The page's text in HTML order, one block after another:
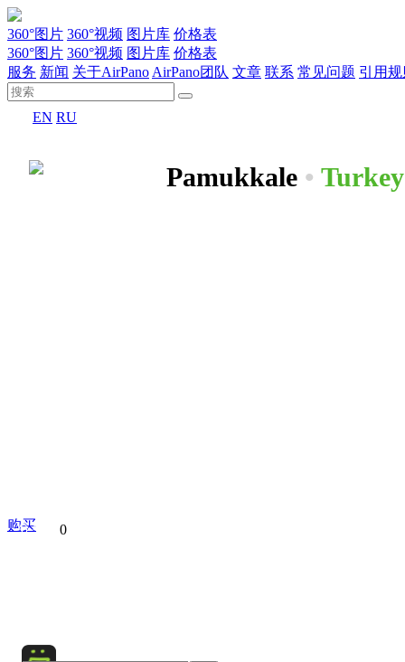
360°图片 360°视频 图片库 价格表
360°图片 360°视频 图片库 价格表
服务 新闻 关于AirPano AirPano团队 文章 联系 常见问题 引用
EN RU
Pamukkale • Turkey
分享到 0
购买